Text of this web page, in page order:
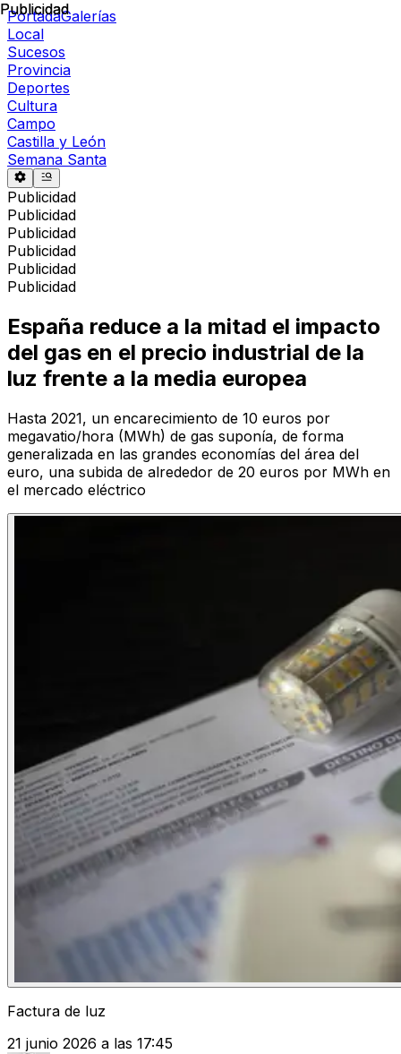
PortadaGalerías
Local
Sucesos
Provincia
Deportes
Cultura
Campo
Castilla y León
Semana Santa
Publicidad
Publicidad
Publicidad
Publicidad
Publicidad
Publicidad
Publicidad
España reduce a la mitad el impacto
del gas en el precio industrial de la
luz frente a la media europea
Hasta 2021, un encarecimiento de 10 euros por
megavatio/hora (MWh) de gas suponía, de forma
generalizada en las grandes economías del área del
euro, una subida de alrededor de 20 euros por MWh en
el mercado eléctrico
Factura de luz
21 junio 2026 a las 17:45
Publicidad